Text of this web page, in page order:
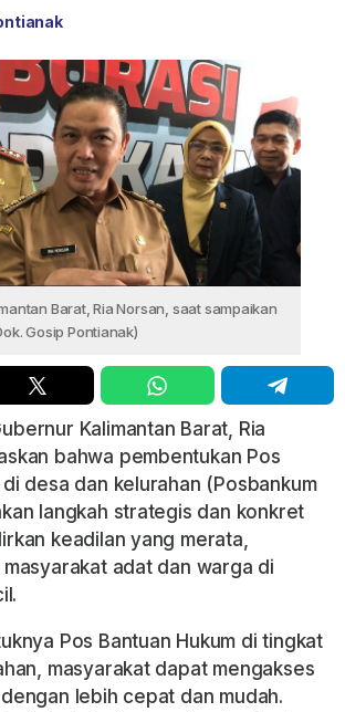
Barat, Ria Norsan, saat sampaikan
Gosip Pontianak)
Kalimantan Barat, Ria
bahwa pembentukan Pos
di desa dan kelurahan (Posbankum
langkah strategis dan konkret
keadilan yang merata,
masyarakat adat dan warga di
Pos Bantuan Hukum di tingkat
masyarakat dapat mengakses
lebih cepat dan mudah.